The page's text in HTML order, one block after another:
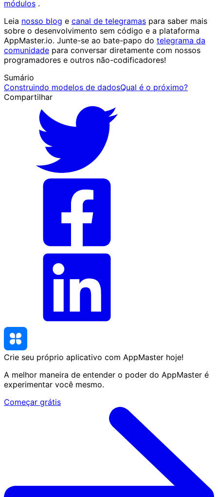
módulos .
Leia nosso blog e canal de telegramas para saber mais
sobre o desenvolvimento sem código e a plataforma
AppMaster.io. Junte-se ao bate-papo do telegrama da
comunidade para conversar diretamente com nossos
programadores e outros não-codificadores!
Sumário
Construindo modelos de dadosQual é o próximo?
Compartilhar
Crie seu próprio aplicativo com AppMaster hoje!
A melhor maneira de entender o poder do AppMaster é
experimentar você mesmo.
Começar grátis